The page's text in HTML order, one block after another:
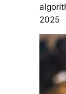
2025